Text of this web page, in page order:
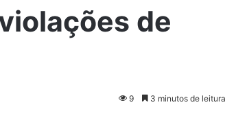
de
9 3 minutos de leitura